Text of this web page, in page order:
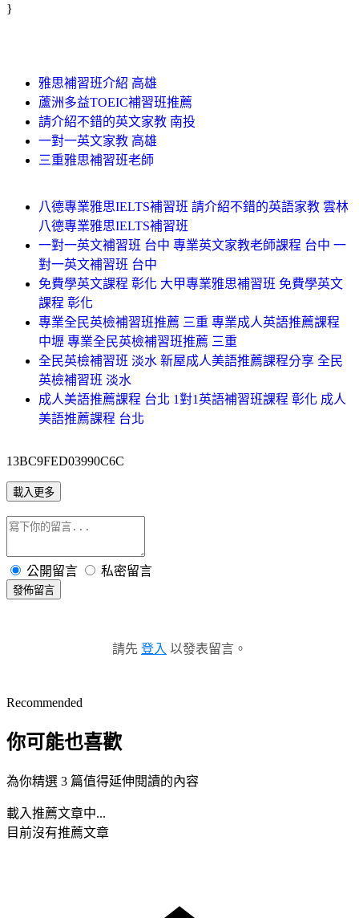
}
雅思補習班介紹 高雄
蘆洲多益TOEIC補習班推薦
請介紹不錯的英文家教 南投
一對一英文家教 高雄
三重雅思補習班老師
八德專業雅思IELTS補習班 請介紹不錯的英語家教 雲林
八德專業雅思IELTS補習班
一對一英文補習班 台中 專業英文家教老師課程 台中 一
對一英文補習班 台中
免費學英文課程 彰化 大甲專業雅思補習班 免費學英文
課程 彰化
專業全民英檢補習班推薦 三重 專業成人英語推薦課程
中壢 專業全民英檢補習班推薦 三重
全民英檢補習班 淡水 新屋成人美語推薦課程分享 全民
英檢補習班 淡水
成人美語推薦課程 台北 1對1英語補習班課程 彰化 成人
美語推薦課程 台北
13BC9FED03990C6C
載入更多
公開留言 私密留言
發佈留言
請先 登入 以發表留言。
Recommended
你可能也喜歡
為你精選 3 篇值得延伸閱讀的內容
載入推薦文章中...
目前沒有推薦文章